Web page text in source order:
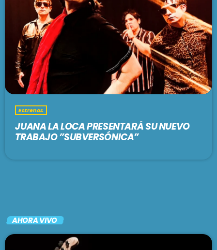
Estrenos
JUANA LA LOCA PRESENTARÁ SU NUEVO
TRABAJO ”SUBVERSÓNICA”
AHORA VIVO